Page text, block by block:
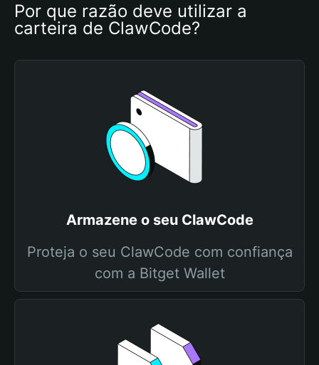
Por que razão deve utilizar a
carteira de ClawCode?
Armazene o seu ClawCode
Proteja o seu ClawCode com confiança
com a Bitget Wallet